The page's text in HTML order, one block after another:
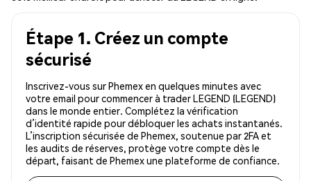
Étape 1. Créez un compte
sécurisé
Inscrivez-vous sur Phemex en quelques minutes avec
votre email pour commencer à trader LEGEND (LEGEND)
dans le monde entier. Complétez la vérification
d’identité rapide pour débloquer les achats instantanés.
L’inscription sécurisée de Phemex, soutenue par 2FA et
les audits de réserves, protège votre compte dès le
départ, faisant de Phemex une plateforme de confiance.